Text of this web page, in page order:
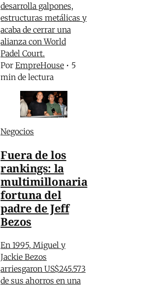
desarrolla galpones,
estructuras metálicas y
acaba de cerrar una
alianza con World
Padel Court.
Por EmpreHouse • 5
min de lectura
Negocios
Fuera de los
rankings: la
multimillonaria
fortuna del
padre de Jeff
Bezos
En 1995, Miguel y
Jackie Bezos
arriesgaron US$245.573
de sus ahorros en una